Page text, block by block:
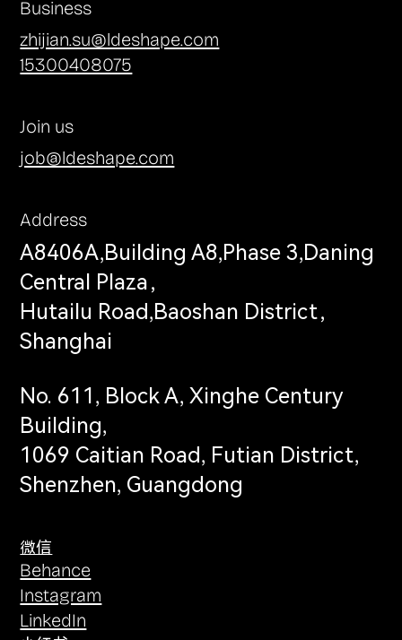
Business
zhijian.su@ldeshape.com
15300408075
Join us
job@ldeshape.com
Address
A8406A,Building A8,Phase 3,Daning
Central Plaza，
Hutailu Road,Baoshan District，
Shanghai
No. 611, Block A, Xinghe Century
Building,
1069 Caitian Road, Futian District,
Shenzhen, Guangdong
微信
Behance
Instagram
LinkedIn